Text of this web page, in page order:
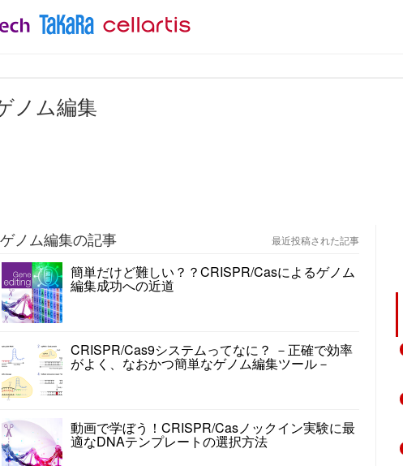
株式会社
ノム編集
ゲノム編集の記事 最近投稿された記事
簡単だけど難しい？？CRISPR/Casによるゲノム
編集成功への近道
CRISPR/Cas9システムってなに？ －正確で効率
がよく、なおかつ簡単なゲノム編集ツール－
動画で学ぼう！CRISPR/Casノックイン実験に最
適なDNAテンプレートの選択方法